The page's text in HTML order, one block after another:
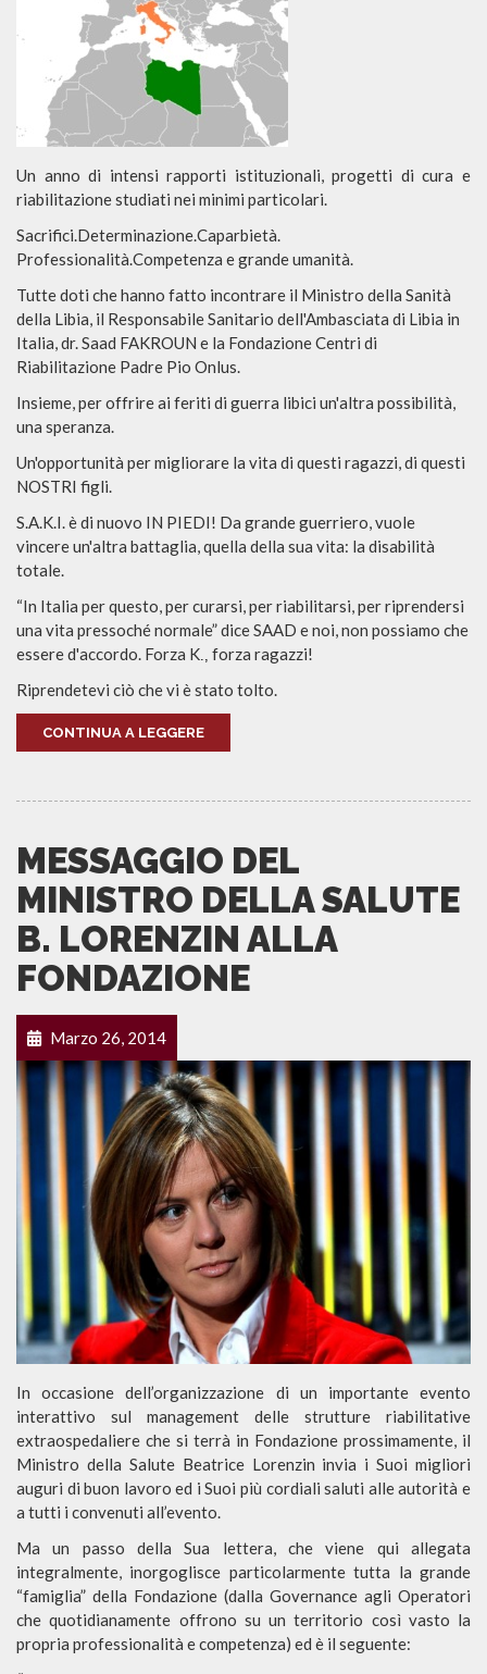
Un anno di intensi rapporti istituzionali, progetti di cura e
riabilitazione studiati nei minimi particolari.
Sacrifici.Determinazione.Caparbietà.
Professionalità.Competenza e grande umanità.
Tutte doti che hanno fatto incontrare il Ministro della Sanità
della Libia, il Responsabile Sanitario dell'Ambasciata di Libia in
Italia, dr. Saad FAKROUN e la Fondazione Centri di
Riabilitazione Padre Pio Onlus.
Insieme, per offrire ai feriti di guerra libici un'altra possibilità,
una speranza.
Un'opportunità per migliorare la vita di questi ragazzi, di questi
NOSTRI figli.
S.A.K.I. è di nuovo IN PIEDI! Da grande guerriero, vuole
vincere un'altra battaglia, quella della sua vita: la disabilità
totale.
“In Italia per questo, per curarsi, per riabilitarsi, per riprendersi
una vita pressoché normale” dice SAAD e noi, non possiamo che
essere d'accordo. Forza K., forza ragazzi!
Riprendetevi ciò che vi è stato tolto.
CONTINUA A LEGGERE
MESSAGGIO DEL
MINISTRO DELLA SALUTE
B. LORENZIN ALLA
FONDAZIONE
Marzo 26, 2014
In occasione dell’organizzazione di un importante evento
interattivo sul management delle strutture riabilitative
extraospedaliere che si terrà in Fondazione prossimamente, il
Ministro della Salute Beatrice Lorenzin invia i Suoi migliori
auguri di buon lavoro ed i Suoi più cordiali saluti alle autorità e
a tutti i convenuti all’evento.
Ma un passo della Sua lettera, che viene qui allegata
integralmente, inorgoglisce particolarmente tutta la grande
“famiglia” della Fondazione (dalla Governance agli Operatori
che quotidianamente offrono su un territorio così vasto la
propria professionalità e competenza) ed è il seguente: